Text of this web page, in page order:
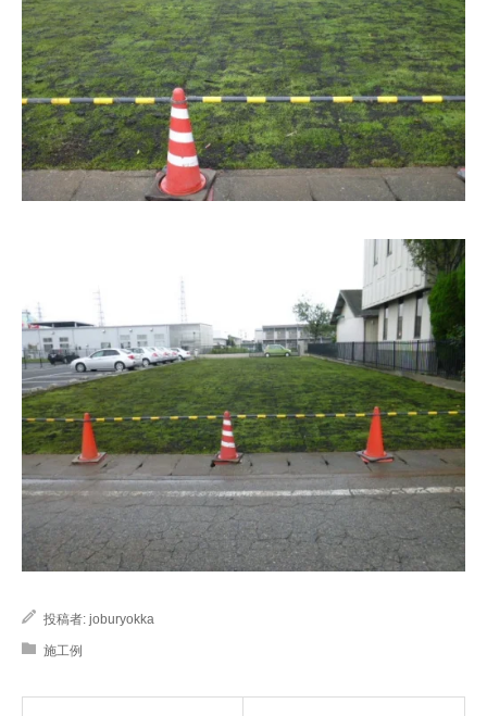
投稿者: joburyokka
施工例